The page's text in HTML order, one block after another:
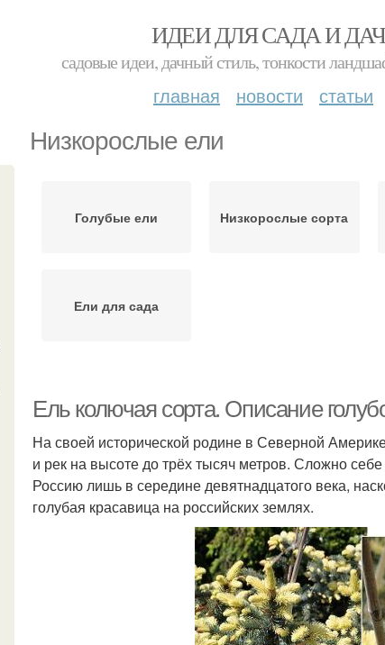
ИДЕИ ДЛЯ САДА И
садовые идеи, дачный стиль, тонкости
главная новости статьи
Низкорослые ели
Голубые ели Низкорослые сорта
Ели для сада
Ель колючая сорта. Описание
На своей исторической родине в Северной
и рек на высоте до трёх тысяч метров. Сложно
Россию лишь в середине девятнадцатого века,
голубая красавица на российских землях.